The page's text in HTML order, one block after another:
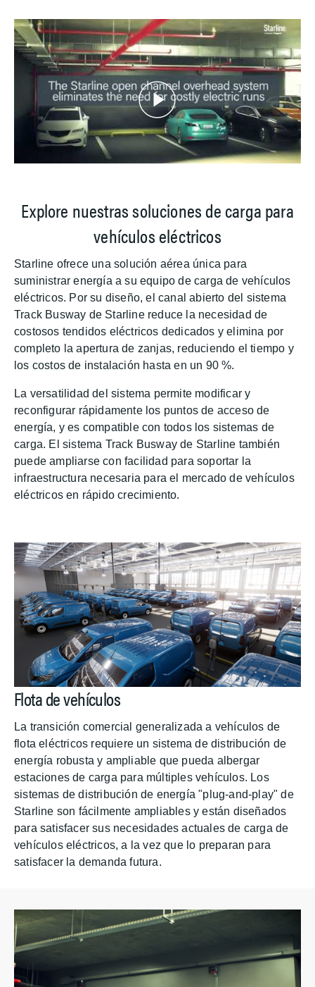
Explore nuestras soluciones de carga para
vehículos eléctricos
Starline ofrece una solución aérea única para
suministrar energía a su equipo de carga de vehículos
eléctricos. Por su diseño, el canal abierto del sistema
Track Busway de Starline reduce la necesidad de
costosos tendidos eléctricos dedicados y elimina por
completo la apertura de zanjas, reduciendo el tiempo y
los costos de instalación hasta en un 90 %.
La versatilidad del sistema permite modificar y
reconfigurar rápidamente los puntos de acceso de
energía, y es compatible con todos los sistemas de
carga. El sistema Track Busway de Starline también
puede ampliarse con facilidad para soportar la
infraestructura necesaria para el mercado de vehículos
eléctricos en rápido crecimiento.
Flota de vehículos
La transición comercial generalizada a vehículos de
flota eléctricos requiere un sistema de distribución de
energía robusta y ampliable que pueda albergar
estaciones de carga para múltiples vehículos. Los
sistemas de distribución de energía "plug-and-play" de
Starline son fácilmente ampliables y están diseñados
para satisfacer sus necesidades actuales de carga de
vehículos eléctricos, a la vez que lo preparan para
satisfacer la demanda futura.